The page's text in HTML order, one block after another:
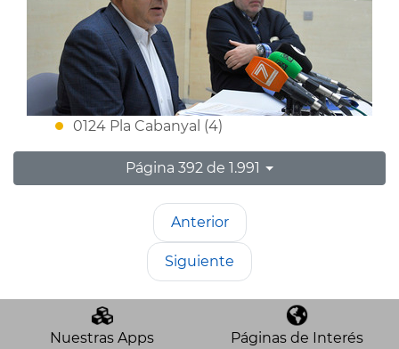
0124 Pla Cabanyal (4)
Página 392 de 1.991
Anterior
Siguiente
Nuestras Apps Páginas de Interés